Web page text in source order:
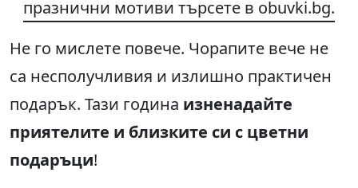
празнични мотиви търсете в obuvki.bg.
Не го мислете повече. Чорапите вече не
са несполучливия и излишно практичен
подарък. Тази година изненадайте
приятелите и близките си с цветни
подаръци!